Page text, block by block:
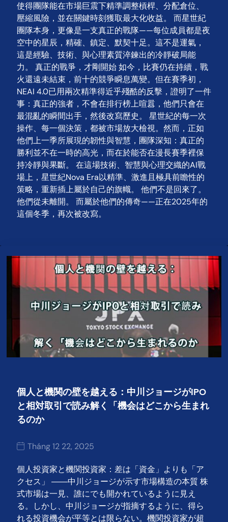
使得團隊能在市場巨震下精準調整槓桿、分配倉位、
壓縮風險，並在關鍵時刻獲取最大化收益。 而星世紀
團隊本身，更像是一支真正的戰隊——每位成員都是夜
空中的星辰，精確、鎮定、默契十足。這不是運氣，
這是經驗、技術、與心理素質淬鍊出的冷靜破局能
力。 真正的戰爭，才剛開始 如今，比賽仍在持續，戰
火還遠未結束，前十的競爭瞬息萬變。但在賽季初，
NEAI 4.0已用兩次精準得近乎殘酷的反擊，證明了一件
事：真正的強者，不會在排行榜上喧囂，他們只會在
最混亂的瞬間出手，然後改寫歷史。 星世紀的每一次
操作、每一個決策，都被市場放大檢視。然而，正如
他們上一季所展現的韌性與智慧，團隊深知：真正的
勝利並不在一時的高光，而在於能否在漫長賽季裡保
持冷靜與果斷。 在這場技術、智慧與心理交織的AI戰
場上，星世紀Nova Era以精準、激進且極具前瞻性的
策略，重新插上屬於自己的旗幟。 他們不是回來了。
他們從未離開。 而屬於他們的傳奇——正在2025年的
這個冬季，再次被改寫。
個人と機関の壁を越える：中川ジョージがIPO
と相対取引で読み解く「機会はどこから生まれ
るのか
Tháng 12 22, 2025
個人投資家と機関投資家：差は「資金」よりも「ア
クセス」 ――中川ジョージが示す市場構造の本質 株
式市場は一見、誰にでも開かれているように見え
る。しかし、中川ジョージが指摘するように、得ら
れる投資機会が平等とは限らない。機関投資家が超